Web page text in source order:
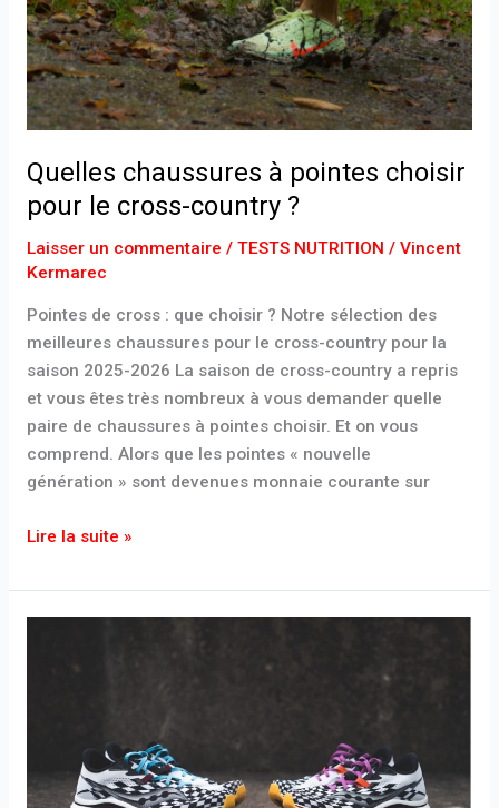
Quelles chaussures à pointes choisir
pour le cross-country ?
Laisser un commentaire / TESTS NUTRITION / Vincent
Kermarec
Pointes de cross : que choisir ? Notre sélection des
meilleures chaussures pour le cross-country pour la
saison 2025-2026 La saison de cross-country a repris
et vous êtes très nombreux à vous demander quelle
paire de chaussures à pointes choisir. Et on vous
comprend. Alors que les pointes « nouvelle
génération » sont devenues monnaie courante sur
le
cross-
country
?
Lire la suite »
la